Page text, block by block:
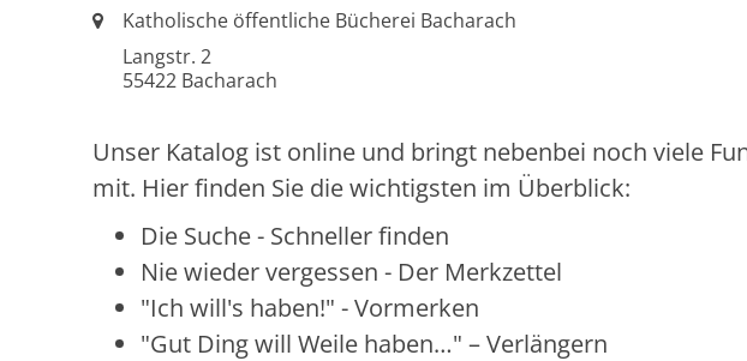
Ort:Katholische öffentliche Bücherei Bacharach
Langstr. 2
55422 Bacharach
Unser Katalog ist online und bringt nebenbei noch viele
mit. Hier finden Sie die wichtigsten im Überblick:
Die Suche - Schneller finden
Nie wieder vergessen - Der Merkzettel
"Ich will's haben!" - Vormerken
"Gut Ding will Weile haben…" – Verlängern